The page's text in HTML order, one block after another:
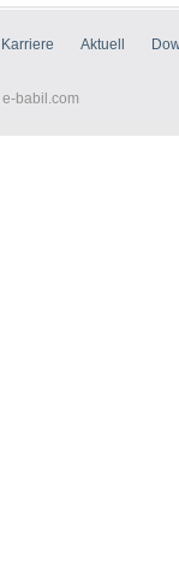
Karriere Aktuell
e-babil.com